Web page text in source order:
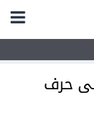
حرف